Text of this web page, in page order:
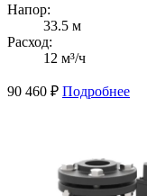
Напор:
33.5 м
Расход:
12 м³/ч
90 460 ₽ Подробнее